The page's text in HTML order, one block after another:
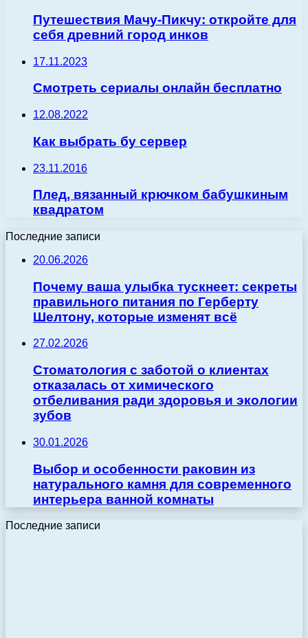
Путешествия Мачу-Пикчу: откройте для
себя древний город инков
17.11.2023
Смотреть сериалы онлайн бесплатно
12.08.2022
Как выбрать бу сервер
23.11.2016
Плед, вязанный крючком бабушкиным
квадратом
Последние записи
20.06.2026
Почему ваша улыбка тускнеет: секреты
правильного питания по Герберту
Шелтону, которые изменят всё
27.02.2026
Стоматология с заботой о клиентах
отказалась от химического
отбеливания ради здоровья и экологии
зубов
30.01.2026
Выбор и особенности раковин из
натурального камня для современного
интерьера ванной комнаты
Последние записи